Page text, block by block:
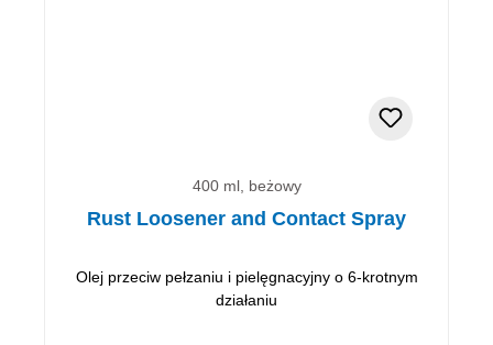
400 ml, beżowy
Rust Loosener and Contact Spray
Olej przeciw pełzaniu i pielęgnacyjny o 6-krotnym
działaniu